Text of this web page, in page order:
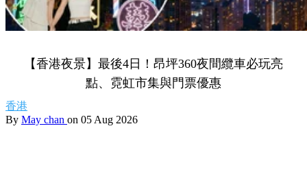
【香港夜景】最後4日！昂坪360夜間纜車必玩亮
點、霓虹市集與門票優惠
香港
By May chan on 05 Aug 2026